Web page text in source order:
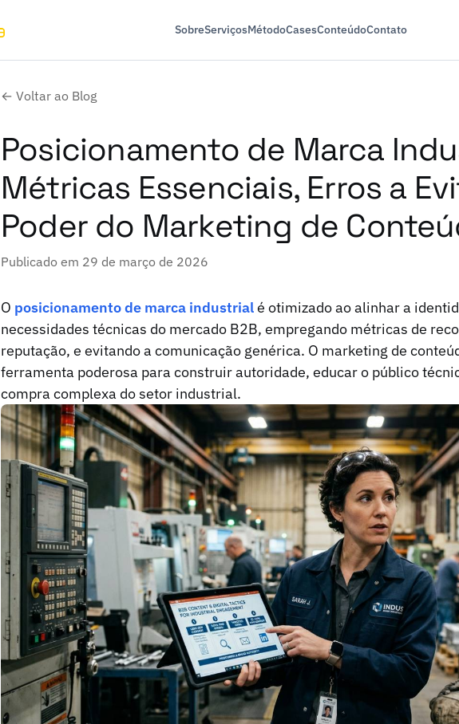
SobreServiçosMétodoCasesConteúdoContato
← Voltar ao Blog
Posicionamento de Marca
Métricas Essenciais, Erros a
Poder do Marketing de
Publicado em 29 de março de 2026
O posicionamento de marca industrialé otimizado ao alinhar a
necessidades técnicas do mercado B2B, empregando métricas de
reputação, e evitando a comunicação genérica. O marketing de
ferramenta poderosa para construir autoridade, educar o público
compra complexa do setor industrial.